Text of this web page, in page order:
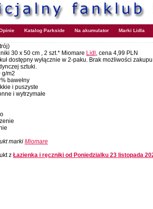
Katalog Parkside Na akumulator Marki Lidla
30 x 50 cm , 2 szt.* Miomare Lidl , cena 4,99 PLN
dostępny wyłącznie w 2-paku. Brak możliwości zakupu
sztuki.
g/m2
bawełny
i puszyste
i wytrzymałe
marki Miomare
z Łazienka i ręczniki od Poniedzialku 23 listopada